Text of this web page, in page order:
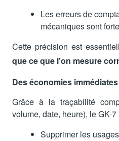
Les erreurs de
mécaniques sont
Cette précision est
que ce que l’on mesure
Des économies
Grâce à la traçabilité
volume, date, heure), le GK-7
Supprimer les